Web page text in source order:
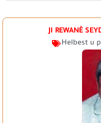
JI REWANÊ
Helbest u